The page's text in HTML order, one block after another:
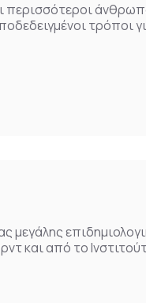
περισσότεροι
τρόποι
μεγάλης
και από το